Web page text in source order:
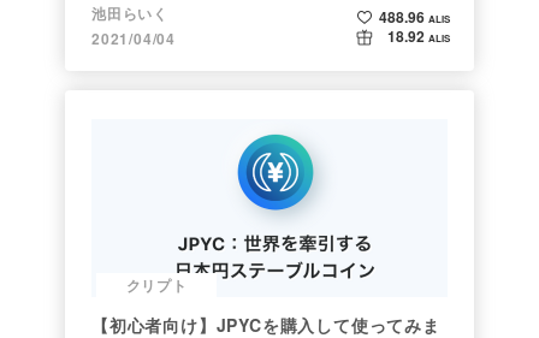
池田らいく
2021/04/04
488.96 ALIS
18.92 ALIS
クリプト
【初心者向け】JPYCを購入して使ってみま